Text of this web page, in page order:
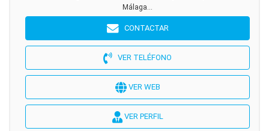
Málaga...
CONTACTAR
VER TELÉFONO
VER WEB
VER PERFIL